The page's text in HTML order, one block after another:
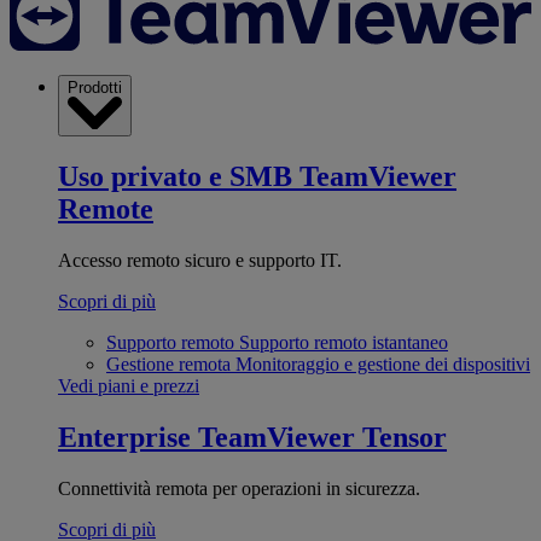
Prodotti
Uso privato e SMB TeamViewer
Remote
Accesso remoto sicuro e supporto IT.
Scopri di più
Supporto remoto Supporto remoto istantaneo
Gestione remota Monitoraggio e gestione dei dispositivi
Vedi piani e prezzi
Enterprise TeamViewer Tensor
Connettività remota per operazioni in sicurezza.
Scopri di più